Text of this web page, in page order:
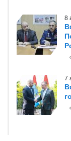
8
7